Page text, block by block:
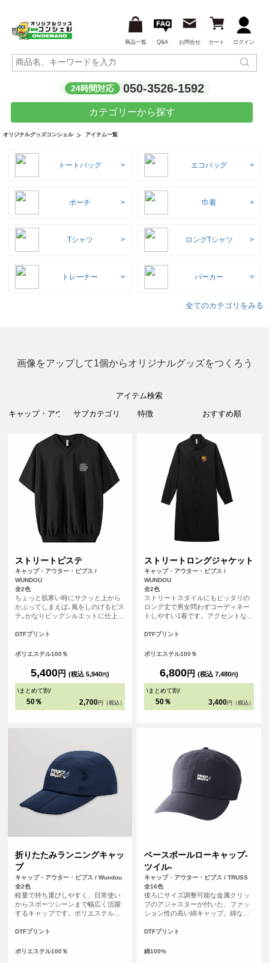
商品一覧 Q&A お問合せ カート ログイン
24時間対応 050-3526-1592
カテゴリーから探す
オリジナルグッズコンシェル アイテム一覧
トートバッグ エコバッグ
ポーチ 巾着
Tシャツ ロングTシャツ
トレーナー パーカー
全てのカテゴリをみる
画像をアップして1個からオリジナルグッズをつくろう
アイテム検索
ストリートピステ
キャップ・アウター・ビブス /
WUNDOU
全2色
ちょっと肌寒い時にサクッと上から
かぶってしまえば､風をしのげるピス
テ｡かなりビッグシルエットに仕上げ
も着れる｡かわいいシルエットになる
インナーのTシャツをちょい見せ｡お
ト､ボトムのリブはゆるめのしめ具合
が絶妙｡全体のシルエットにこだわっ
たアイテムです｡
DTFプリント
ポリエステル100％
5,400円 (税込 5,940円)
\まとめて割/
50％ 2,700 円（税込）
ストリートロングジャケット
キャップ・アウター・ビブス /
WUNDOU
全2色
ストリートスタイルにもピッタリの
ロング丈で男女問わずコーディネー
トしやすい1着です。アクセントなド
性にも優れています。
DTFプリント
ポリエステル100％
6,800円 (税込 7,480円)
\まとめて割/
50％ 3,400 円（税込）
折りたたみランニングキャッ
プ
キャップ・アウター・ビブス / Wundou
全2色
軽量で持ち運びしやすく、日常使い
からスポーツシーンまで幅広く活躍
するキャップです。ポリエステル
ため急な小雨や汗にも対応。ユニセ
プによりサイズ調整がしやすく、快
DTFプリント
ポリエステル100％
ベースボールローキャップ-
ツイル-
キャップ・アウター・ビブス / TRUSS
全16色
後ろにサイズ調整可能な金属クリッ
プのアジャスターが付いた、ファッ
ション性の高い綿キャップ。綿なの
シーズン使いやすいアイテムです。
DTFプリント
綿100%